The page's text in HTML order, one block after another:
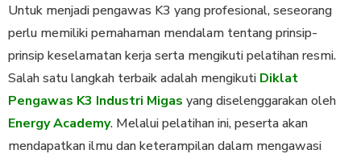
Untuk menjadi pengawas K3 yang profesional, seseorang
perlu memiliki pemahaman mendalam tentang prinsip-
prinsip keselamatan kerja serta mengikuti pelatihan resmi.
Salah satu langkah terbaik adalah mengikuti Diklat
Pengawas K3 Industri Migas yang diselenggarakan oleh
Energy Academy. Melalui pelatihan ini, peserta akan
mendapatkan ilmu dan keterampilan dalam mengawasi